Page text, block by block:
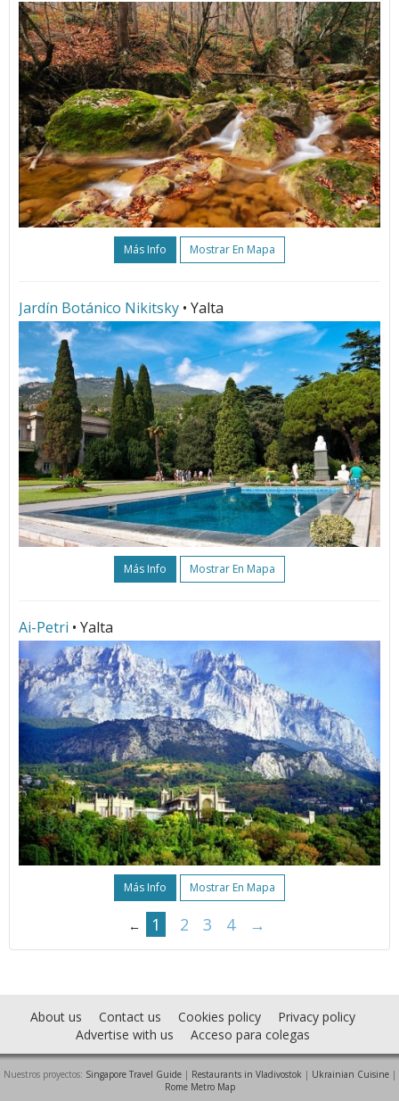
Más Info Mostrar En Mapa
Jardín Botánico Nikitsky • Yalta
Más Info Mostrar En Mapa
Ai-Petri • Yalta
Más Info Mostrar En Mapa
← 1 2 3 4 →
About us Contact us Cookies policy
Privacy policy
Advertise with us
Acceso para colegas
Nuestros proyectos: Singapore Travel Guide| Restaurants in Vladivostok | Ukrainian Cuisine|
Rome Metro Map